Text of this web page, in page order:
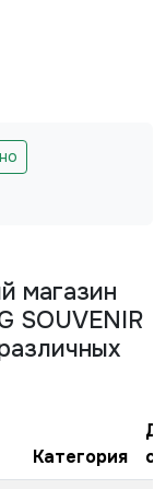
магазин
SOUVENIR
Категория
с